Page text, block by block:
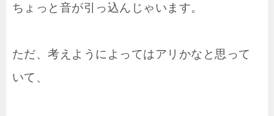
ちょっと音が引っ込んじゃいます。
ただ、考えようによってはアリかなと思って
いて、